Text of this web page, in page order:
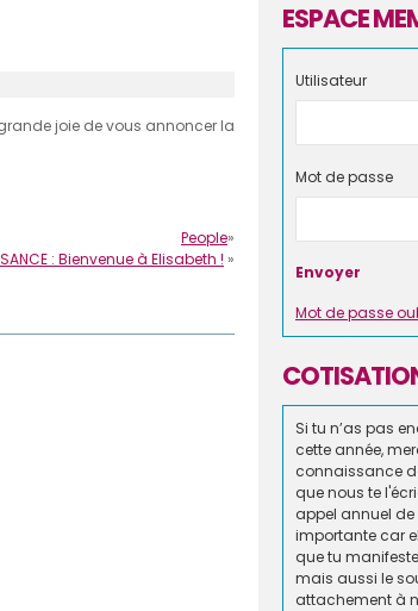
joie de vous annoncer la
People»
: Bienvenue à Elisabeth ! »
ESPACE
Utilisateur
Mot de passe
Mot de passe
Si tu n’as pas
cette année,
connaissance
que nous te
appel annuel
importante car
que tu
mais aussi le
attachement à